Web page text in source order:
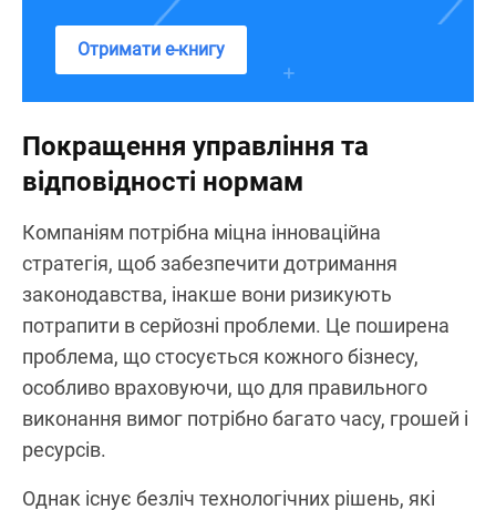
Отримати е-книгу
Покращення управління та
відповідності нормам
Компаніям потрібна міцна інноваційна
стратегія, щоб забезпечити дотримання
законодавства, інакше вони ризикують
потрапити в серйозні проблеми. Це поширена
проблема, що стосується кожного бізнесу,
особливо враховуючи, що для правильного
виконання вимог потрібно багато часу, грошей і
ресурсів.
Однак існує безліч технологічних рішень, які